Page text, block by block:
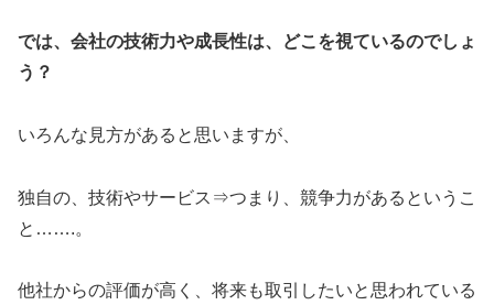
では、会社の技術力や成長性は、どこを視ているのでしょ
う？
いろんな見方があると思いますが、
独自の、技術やサービス⇒つまり、競争力があるというこ
と…….。
他社からの評価が高く、将来も取引したいと思われている